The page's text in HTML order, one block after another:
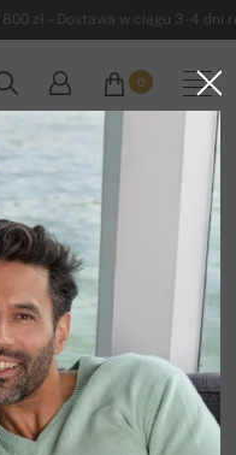
zł – Dostawa w ciągu 3-4
0